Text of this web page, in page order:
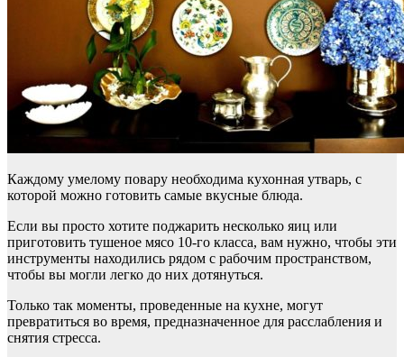
Каждому умелому повару необходима кухонная утварь, с
которой можно готовить самые вкусные блюда.
Если вы просто хотите поджарить несколько яиц или
приготовить тушеное мясо 10-го класса, вам нужно, чтобы эти
инструменты находились рядом с рабочим пространством,
чтобы вы могли легко до них дотянуться.
Только так моменты, проведенные на кухне, могут
превратиться во время, предназначенное для расслабления и
снятия стресса.